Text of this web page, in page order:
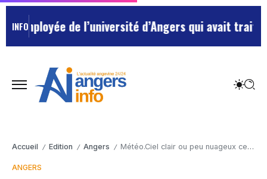
INFO de l’université d’Angers qui avait traité
Accueil / Edition / Angers / Météo.Ciel clair ou peu nuageux ce mardi 20 mars 2018 sur le Maine-et-Loire.
ANGERS